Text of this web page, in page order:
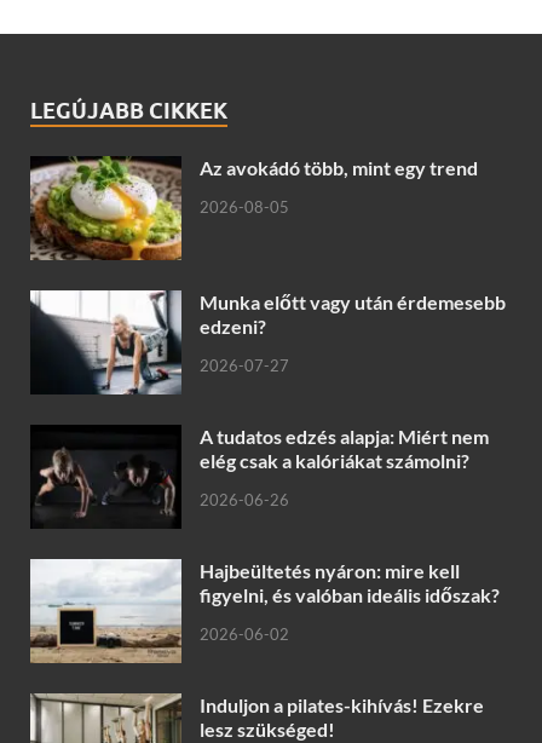
LEGÚJABB CIKKEK
Az avokádó több, mint egy trend
2026-08-05
Munka előtt vagy után érdemesebb
edzeni?
2026-07-27
A tudatos edzés alapja: Miért nem
elég csak a kalóriákat számolni?
2026-06-26
Hajbeültetés nyáron: mire kell
figyelni, és valóban ideális időszak?
2026-06-02
Induljon a pilates-kihívás! Ezekre
lesz szükséged!